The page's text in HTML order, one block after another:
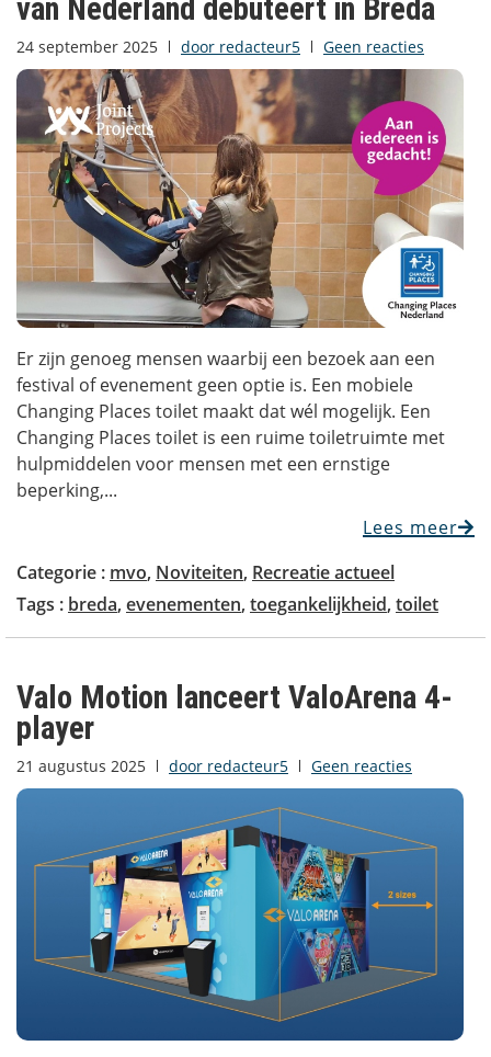
van Nederland debuteert in Breda
24 september 2025 door redacteur5 Geen reacties
Er zijn genoeg mensen waarbij een bezoek aan een
festival of evenement geen optie is. Een mobiele
Changing Places toilet maakt dat wél mogelijk. Een
Changing Places toilet is een ruime toiletruimte met
hulpmiddelen voor mensen met een ernstige
beperking,...
Lees meer
Categorie : mvo, Noviteiten, Recreatie actueel
Tags : breda, evenementen, toegankelijkheid, toilet
Valo Motion lanceert ValoArena 4-
player
21 augustus 2025 door redacteur5 Geen reacties